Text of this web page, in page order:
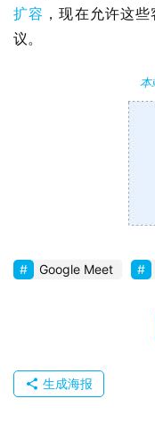
卓
扩容 ，现在允许这
议。
本
Google Meet
生成海报